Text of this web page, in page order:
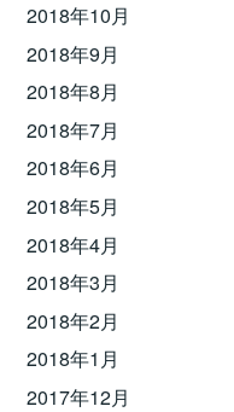
2018年10月
2018年9月
2018年8月
2018年7月
2018年6月
2018年5月
2018年4月
2018年3月
2018年2月
2018年1月
2017年12月